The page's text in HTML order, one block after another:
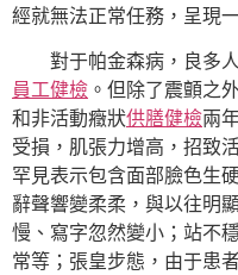
經就無法正常任務，呈現
對于帕金森病，良多
員工健檢 。但除了震顫之
和非活動癥狀供膳健檢兩
受損，肌張力增高，招致
罕見表示包含面部臉色生
辭聲響變柔柔，與以往明
慢、寫字忽然變小；站不
常等；張皇步態，由于患